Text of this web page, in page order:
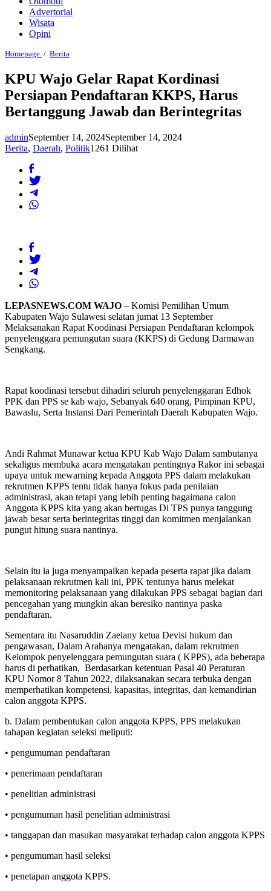
Advertorial
Wisata
Opini
Homepage / Berita
Gelar
Rapat
Kordinasi
Persiapan
Pendaftaran
KKPS,
Bertanggung
Jawab
KPU Wajo Gelar Rapat Kordinasi
Persiapan Pendaftaran KKPS, Harus
Bertanggung Jawab dan Berintegritas
adminSeptember 14, 2024September 14, 2024
Berita, Daerah, Politik1261 Dilihat
LEPASNEWS.COM WAJO – Komisi Pemilihan Umum
Kabupaten Wajo Sulawesi selatan jumat 13 September
Melaksanakan Rapat Koodinasi Persiapan Pendaftaran kelompok
penyelenggara pemungutan suara (KKPS) di Gedung Darmawan
Sengkang.
Rapat koodinasi tersebut dihadiri seluruh penyelenggaran Edhok
PPK dan PPS se kab wajo, Sebanyak 640 orang, Pimpinan KPU,
Bawaslu, Serta Instansi Dari Pemerintah Daerah Kabupaten Wajo.
Andi Rahmat Munawar ketua KPU Kab Wajo Dalam sambutanya
sekaligus membuka acara mengatakan pentingnya Rakor ini sebagai
upaya untuk mewarning kepada Anggota PPS dalam melakukan
rekrutmen KPPS tentu tidak hanya fokus pada penilaian
administrasi, akan tetapi yang lebih penting bagaimana calon
Anggota KPPS kita yang akan bertugas Di TPS punya tanggung
jawab besar serta berintegritas tinggi dan komitmen menjalankan
pungut hitung suara nantinya.
Selain itu ia juga menyampaikan kepada peserta rapat jika dalam
pelaksanaan rekrutmen kali ini, PPK tentunya harus melekat
memonitoring pelaksanaan yang dilakukan PPS sebagai bagian dari
pencegahan yang mungkin akan beresiko nantinya paska
pendaftaran.
Sementara itu Nasaruddin Zaelany ketua Devisi hukum dan
pengawasan, Dalam Arahanya mengatakan, dalam rekrutmen
Kelompok penyelenggara pemungutan suara ( KPPS), ada beberapa
harus di perhatikan, Berdasarkan ketentuan Pasal 40 Peraturan
KPU Nomor 8 Tahun 2022, dilaksanakan secara terbuka dengan
memperhatikan kompetensi, kapasitas, integritas, dan kemandirian
calon anggota KPPS.
b. Dalam pembentukan calon anggota KPPS, PPS melakukan
tahapan kegiatan seleksi meliputi:
• pengumuman pendaftaran
• penerimaan pendaftaran
• penelitian administrasi
• pengumuman hasil penelitian administrasi
• tanggapan dan masukan masyarakat terhadap calon anggota KPPS
• pengumuman hasil seleksi
• penetapan anggota KPPS.